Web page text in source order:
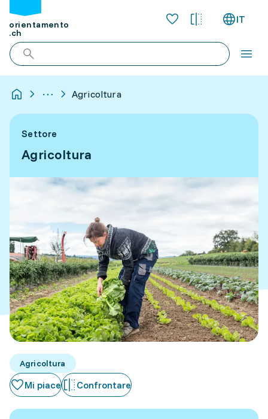
orientamento
.ch
IT
Agricoltura
Settore
Agricoltura
Agricoltura
Mi piace Confrontare